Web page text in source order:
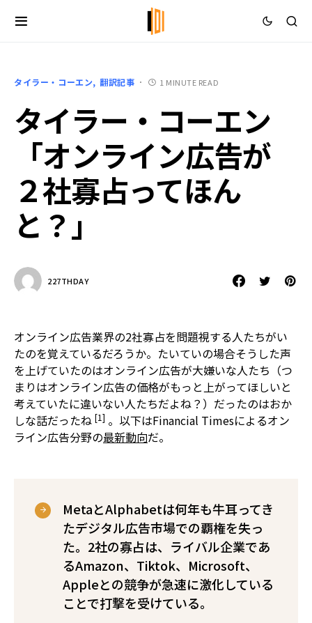
タイラー・コーエン 翻訳記事 1 MINUTE READ
タイラー・コーエン
「オンライン広告が
２社寡占ってほん
と？」
227THDAY
オンライン広告業界の2社寡占を問題視する人たちがい
たのを覚えているだろうか。たいていの場合そうした声
を上げていたのはオンライン広告が大嫌いな人たち（つ
まりはオンライン広告の価格がもっと上がってほしいと
考えていたに違いない人たちだよね？）だったのはおか
しな話だったね [1] 。以下はFinancial Timesによるオン
ライン広告分野の最新動向だ。
MetaとAlphabetは何年も牛耳ってき
たデジタル広告市場での覇権を失っ
た。2社の寡占は、ライバル企業であ
るAmazon、Tiktok、Microsoft、
Appleとの競争が急速に激化している
ことで打撃を受けている。